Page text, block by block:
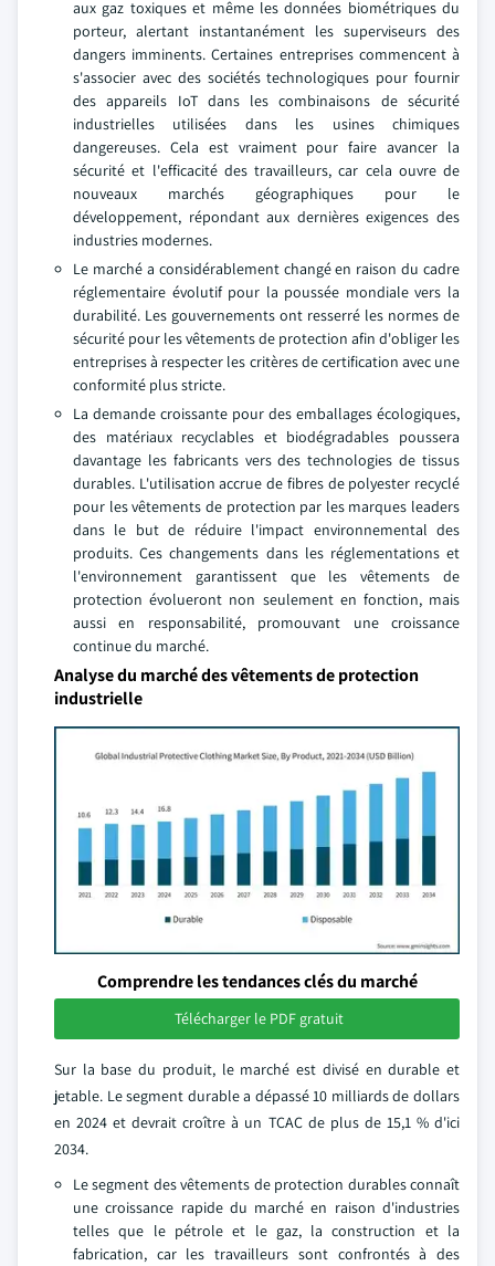
aux gaz toxiques et même les données biométriques du
porteur, alertant instantanément les superviseurs des
dangers imminents. Certaines entreprises commencent à
s'associer avec des sociétés technologiques pour fournir
des appareils IoT dans les combinaisons de sécurité
industrielles utilisées dans les usines chimiques
dangereuses. Cela est vraiment pour faire avancer la
sécurité et l'efficacité des travailleurs, car cela ouvre de
nouveaux marchés géographiques pour le
développement, répondant aux dernières exigences des
industries modernes.
Le marché a considérablement changé en raison du cadre
réglementaire évolutif pour la poussée mondiale vers la
durabilité. Les gouvernements ont resserré les normes de
sécurité pour les vêtements de protection afin d'obliger les
entreprises à respecter les critères de certification avec une
conformité plus stricte.
La demande croissante pour des emballages écologiques,
des matériaux recyclables et biodégradables poussera
davantage les fabricants vers des technologies de tissus
durables. L'utilisation accrue de fibres de polyester recyclé
pour les vêtements de protection par les marques leaders
dans le but de réduire l'impact environnemental des
produits. Ces changements dans les réglementations et
l'environnement garantissent que les vêtements de
protection évolueront non seulement en fonction, mais
aussi en responsabilité, promouvant une croissance
continue du marché.
Analyse du marché des vêtements de protection
industrielle
Comprendre les tendances clés du marché
Télécharger le PDF gratuit
Sur la base du produit, le marché est divisé en durable et
jetable. Le segment durable a dépassé 10 milliards de dollars
en 2024 et devrait croître à un TCAC de plus de 15,1 % d'ici
2034.
Le segment des vêtements de protection durables connaît
une croissance rapide du marché en raison d'industries
telles que le pétrole et le gaz, la construction et la
fabrication, car les travailleurs sont confrontés à des